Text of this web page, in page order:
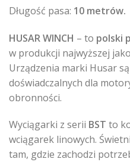
Długość pasa: 10 metrów.
HUSAR WINCH – to polski
w produkcji najwyższej
Urządzenia marki Husar
doświadczalnych dla
obronności.
Wyciągarki z serii BST to
wciągarek linowych.
tam, gdzie zachodzi